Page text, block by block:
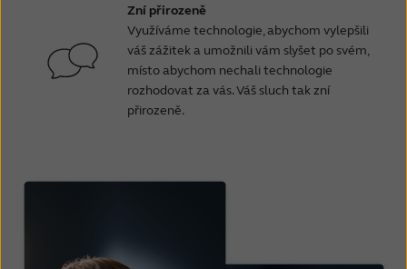
Zní přirozeně
Využíváme technologie, abychom vylepšili
váš zážitek a umožnili vám slyšet po svém,
místo abychom nechali technologie
rozhodovat za vás. Váš sluch tak zní
přirozeně.